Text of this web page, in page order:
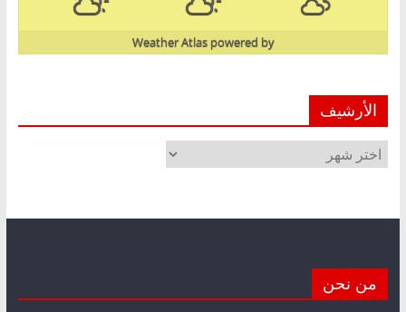
powered by
Weather Atlas
الأرشيف
الأرشيف
من نحن